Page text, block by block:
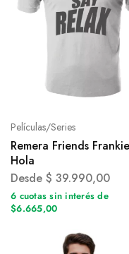
Películas/Series
Remera Friends
Hola
Desde $ 39.990,00
6 cuotas sin interés de
$6.665,00